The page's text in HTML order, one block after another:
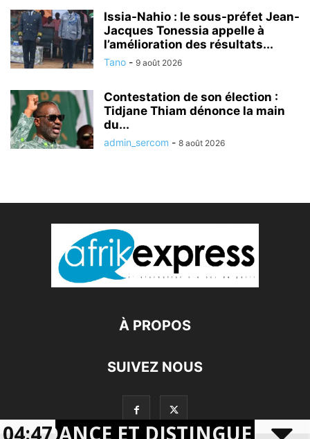
Issia-Nahio : le sous-préfet Jean-
Jacques Tonessia appelle à
l’amélioration des résultats...
Tano - 9 août 2026
Contestation de son élection :
Tidjane Thiam dénonce la main
du...
admin_sercom - 8 août 2026
À PROPOS
SUIVEZ NOUS
ET DISTINGUE LES
04:47